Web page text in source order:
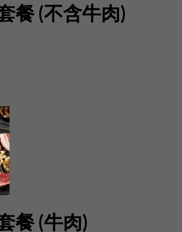
餐 (不含牛肉)
餐 (牛肉)